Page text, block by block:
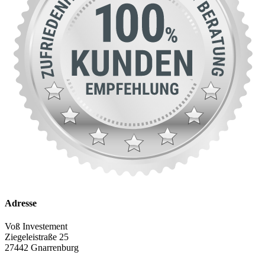
Adresse
Voß Investement
Ziegeleistraße 25
27442 Gnarrenburg